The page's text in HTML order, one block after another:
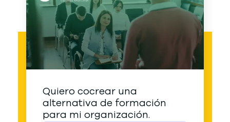
Quiero cocrear una
alternativa de formación
para mi organización.